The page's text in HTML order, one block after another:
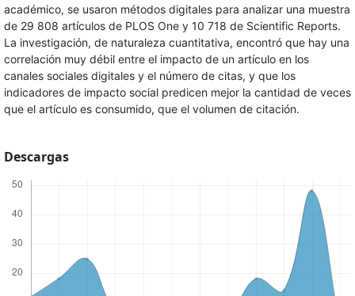
académico, se usaron métodos digitales para analizar una muestra
de 29 808 artículos de PLOS One y 10 718 de Scientific Reports.
La investigación, de naturaleza cuantitativa, encontró que hay una
correlación muy débil entre el impacto de un artículo en los
canales sociales digitales y el número de citas, y que los
indicadores de impacto social predicen mejor la cantidad de veces
que el artículo es consumido, que el volumen de citación.
Descargas